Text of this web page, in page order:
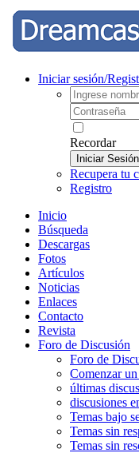
Iniciar sesión/
Recordar
Iniciar Sesión
Recupera tu
Registro
Inicio
Búsqueda
Descargas
Fotos
Artículos
Noticias
Enlaces
Contacto
Revista
Foro de Discusión
Foro de
Comenzar
últimas
discusiones
Temas bajo
Temas sin
Temas sin